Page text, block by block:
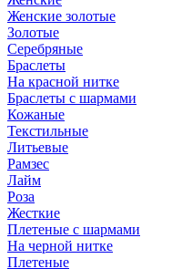
Женские золотые
Золотые
Серебряные
Браслеты
На красной нитке
Браслеты с шармами
Кожаные
Текстильные
Литьевые
Рамзес
Лайм
Роза
Жесткие
Плетеные с шармами
На черной нитке
Плетеные